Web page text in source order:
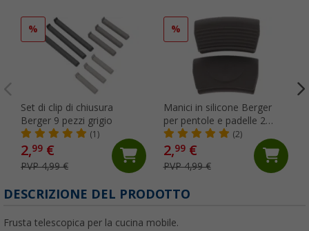
%
Set di clip di chiusura
Berger 9 pezzi grigio
(1)
2,99 €
PVP 4,99 €
%
Manici in silicone Berger
per pentole e padelle 2
pezzi grigio
(2)
2,99€
PVP 4,99 €
DESCRIZIONE DEL PRODOTTO
Frusta telescopica per la cucina mobile.